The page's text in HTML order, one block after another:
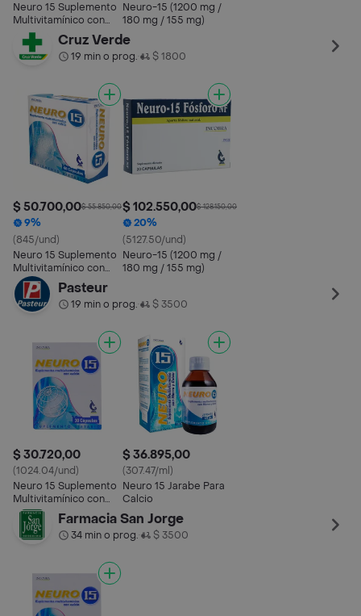
Neuro 15 Suplemento
Multivitamínico con
Calcio en Cápsulas
Neuro-15 (1200 mg /
180 mg / 155 mg)
Cruz Verde
19 min o prog.• $ 1800
$ 50.700,00$ 55.850,00
9%
(845/und)
Neuro 15 Suplemento
Multivitamínico con
Calcio en Cápsulas
$ 102.550,00$ 128.150,00
20%
(5127.50/und)
Neuro-15 (1200 mg /
180 mg / 155 mg)
Pasteur
19 min o prog.• $ 3500
$ 30.720,00
(1024.04/und)
Neuro 15 Suplemento
Multivitamínico con
Calcio
$ 36.895,00
(307.47/ml)
Neuro 15 Jarabe Para
Calcio
Farmacia San Jorge
34 min o prog.• $ 3500